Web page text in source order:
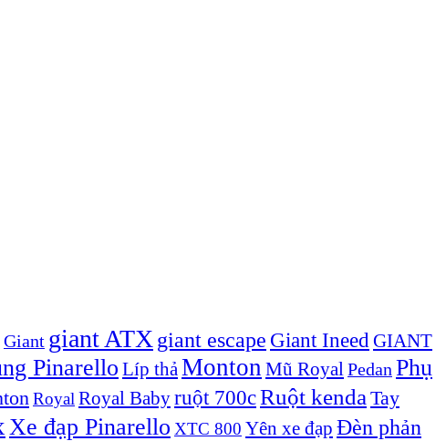
Giant giant ATX giant escape Giant Ineed GIANT
Pinarello Líp thảMonton Mũ Royal Pedan Phụ
Royal Royal Babyruột 700cRuột kendaTay
Xe đạp Pinarello XTC 800 Yên xe đạp Đèn phản